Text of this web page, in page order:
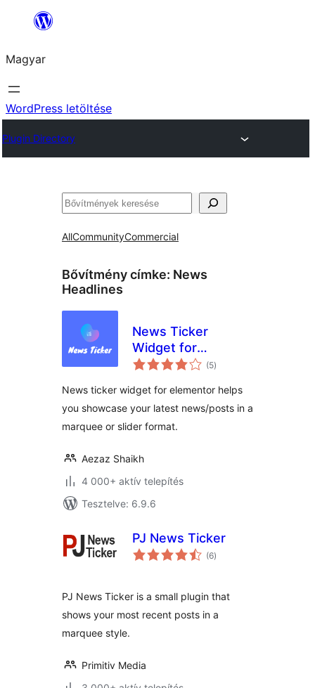
Ugrás
tartalomhoz
Magyar
WordPress letöltése
Plugin Directory
Keresés
AllCommunityCommercial
Bővítmény címke: News
Headlines
News Ticker
Widget for
Elementor
(5értékelés
összesen
)
News ticker widget for elementor helps
you showcase your latest news/posts in a
marquee or slider format.
Aezaz Shaikh
4 000+ aktív telepítés
Tesztelve: 6.9.6
PJ News Ticker
(6értékelés
összesen
)
PJ News Ticker is a small plugin that
shows your most recent posts in a
marquee style.
Primitiv Media